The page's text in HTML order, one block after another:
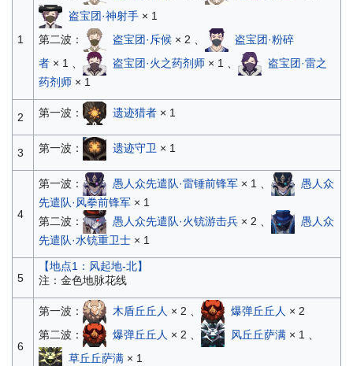
1
盗宝团·神射手× 1
第二波：
盗宝团·斥候× 2 、
盗宝团·粉碎
者× 1 、 盗宝团·火之药剂师× 1 、
盗宝团·雷之
药剂师× 1
2 第一波： 遗迹猎者× 1
3 第一波： 遗迹守卫 × 1
4
第一波： 愚人众先遣队·雷锤前锋军× 1 、
愚人众
先遣队·风拳前锋军× 1
第二波：
愚人众先遣队·火铳游击兵× 2 、
愚人众
先遣队·水铳重卫士× 1
5
【地点1：风起地-北】
注：金色地脉花线
6
第一波： 木盾丘丘人 × 2 、 爆弹丘丘人 × 2
第二波：
爆弹丘丘人 × 2 、 风丘丘萨满× 1 、
草丘丘萨满× 1